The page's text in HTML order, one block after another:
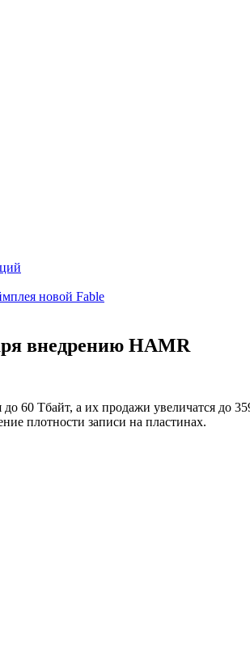
новой Fable
внедрению HAMR
60 Тбайт, а их продажи увеличатся до
плотности записи на пластинах.